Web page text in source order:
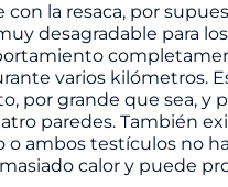
con la resaca, por
desagradable para
varios kilómetros.
por grande que sea, y
paredes. También
o ambos testículos no
calor y puede